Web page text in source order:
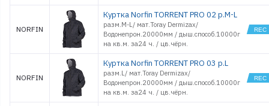
NORFIN
Куртка Norfin TORRENT PRO 02 р.M-L
разм.M-L/ мат.Toray Dermizax/
Водонепрон.20000мм / дыш.способ.10000г
на кв.м. за24 ч. / цв.чёрн.
NORFIN
Куртка Norfin TORRENT PRO 03 р.L
разм.L/ мат.Toray Dermizax/
Водонепрон.20000мм / дыш.способ.10000г
на кв.м. за24 ч. / цв.чёрн.